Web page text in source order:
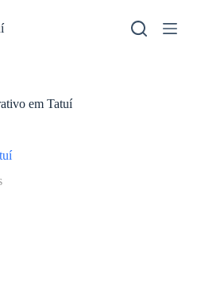
em Tatuí